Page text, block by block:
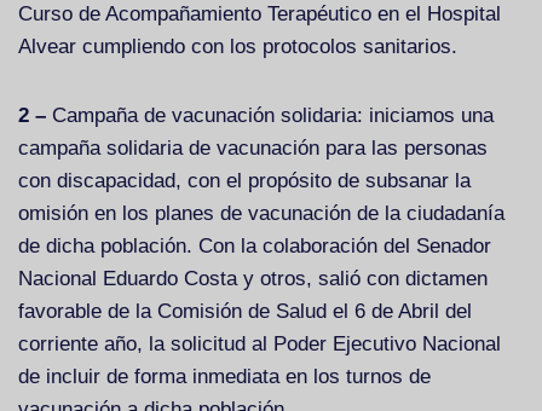
Curso de Acompañamiento Terapéutico en el Hospital
Alvear cumpliendo con los protocolos sanitarios.
2 – Campaña de vacunación solidaria: iniciamos una
campaña solidaria de vacunación para las personas
con discapacidad, con el propósito de subsanar la
omisión en los planes de vacunación de la ciudadanía
de dicha población. Con la colaboración del Senador
Nacional Eduardo Costa y otros, salió con dictamen
favorable de la Comisión de Salud el 6 de Abril del
corriente año, la solicitud al Poder Ejecutivo Nacional
de incluir de forma inmediata en los turnos de